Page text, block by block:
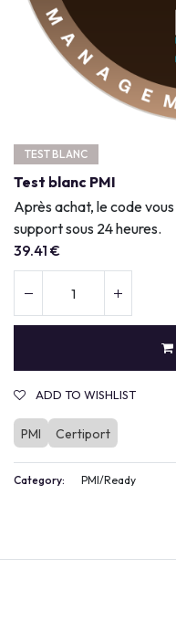
TEST BLANC
Test blanc PMI
Après achat, le code
support sous 24 heures.
39.41 €
ADD TO WISHLIST
PMI Certiport
Category: PMI/Ready